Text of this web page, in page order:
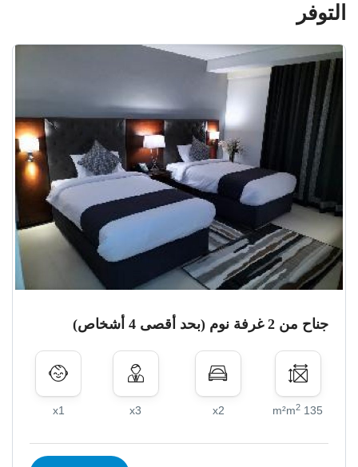
التوفر
جناح من 2 غرفة نوم (بحد أقصى 4 أشخاص)
135 m²m
2
x2
x3
x1